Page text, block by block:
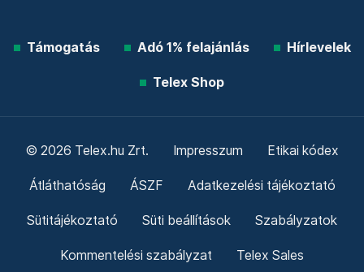
Támogatás Adó 1% felajánlás Hírlevelek
Telex Shop
© 2026 Telex.hu Zrt. Impresszum Etikai kódex
Átláthatóság ÁSZF Adatkezelési tájékoztató
Sütitájékoztató Süti beállítások Szabályzatok
Kommentelési szabályzat Telex Sales